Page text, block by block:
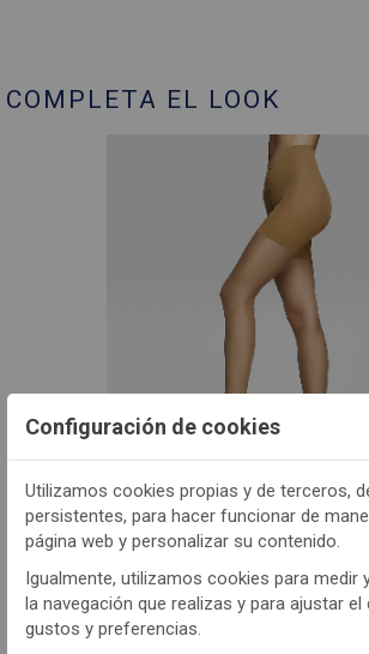
COMPLETA EL LOOK
- F114293FN
Panty mujer Filodoro F114293FN
Deniers
VER MÁS
Configuración de cookies
Utilizamos cookies propias y de terceros,
persistentes, para hacer funcionar de
página web y personalizar su contenido.
Igualmente, utilizamos cookies para medir
la navegación que realizas y para ajustar
gustos y preferencias.